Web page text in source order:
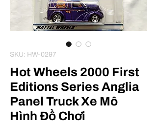
SKU: HW-0297
Hot Wheels 2000 First
Editions Series Anglia
Panel Truck Xe Mô
Hình Đồ Chơi